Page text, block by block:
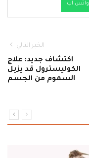
واتس اب
الخبر التالي
اكتشاف جديد: علاج
الكوليسترول قد يزيل
السموم من الجسم